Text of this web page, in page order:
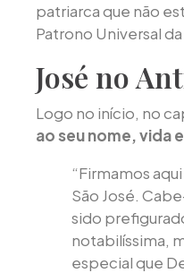
patriarca que não
Patrono Universal
José no
Logo no início, no
ao seu nome, vida
“Firmamos
São José.
sido
notabilíssima,
especial que